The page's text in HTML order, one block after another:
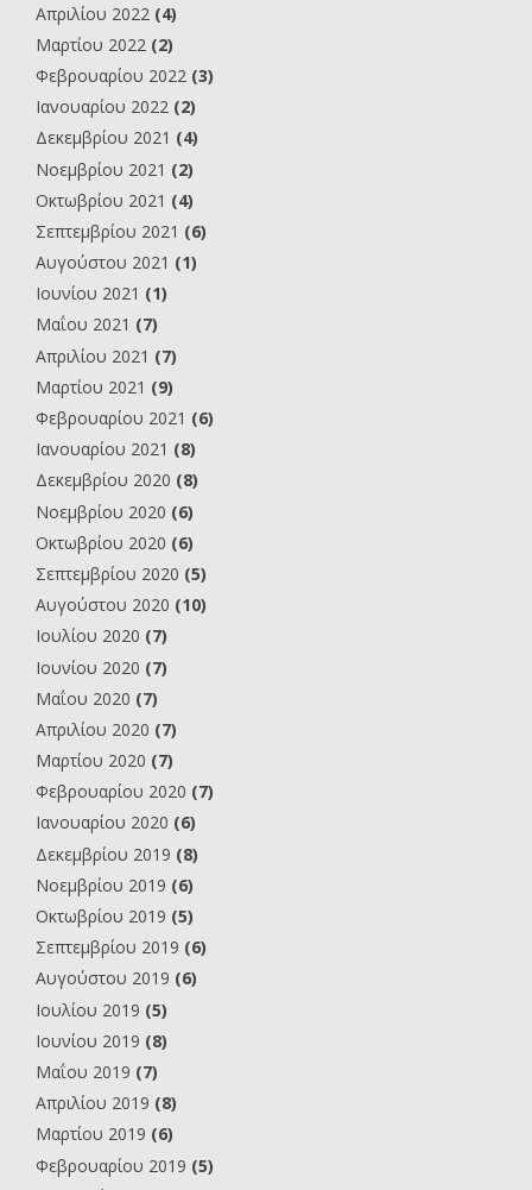
Απριλίου 2022 (4)
Μαρτίου 2022 (2)
Φεβρουαρίου 2022 (3)
Ιανουαρίου 2022 (2)
Δεκεμβρίου 2021 (4)
Νοεμβρίου 2021 (2)
Οκτωβρίου 2021 (4)
Σεπτεμβρίου 2021 (6)
Αυγούστου 2021 (1)
Ιουνίου 2021 (1)
Μαΐου 2021 (7)
Απριλίου 2021 (7)
Μαρτίου 2021 (9)
Φεβρουαρίου 2021 (6)
Ιανουαρίου 2021 (8)
Δεκεμβρίου 2020 (8)
Νοεμβρίου 2020 (6)
Οκτωβρίου 2020 (6)
Σεπτεμβρίου 2020 (5)
Αυγούστου 2020 (10)
Ιουλίου 2020 (7)
Ιουνίου 2020 (7)
Μαΐου 2020 (7)
Απριλίου 2020 (7)
Μαρτίου 2020 (7)
Φεβρουαρίου 2020 (7)
Ιανουαρίου 2020 (6)
Δεκεμβρίου 2019 (8)
Νοεμβρίου 2019 (6)
Οκτωβρίου 2019 (5)
Σεπτεμβρίου 2019 (6)
Αυγούστου 2019 (6)
Ιουλίου 2019 (5)
Ιουνίου 2019 (8)
Μαΐου 2019 (7)
Απριλίου 2019 (8)
Μαρτίου 2019 (6)
Φεβρουαρίου 2019 (5)